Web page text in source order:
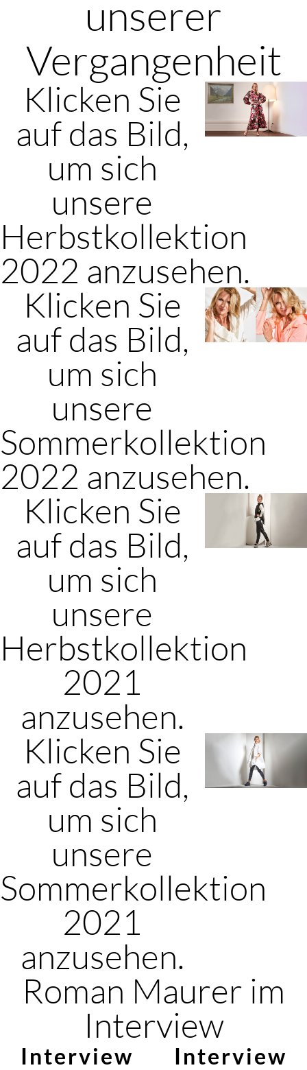
unserer
Vergangenheit
Klicken Sie
auf das Bild,
um sich
unsere
Herbstkollektion
2022 anzusehen.
Klicken Sie
auf das Bild,
um sich
unsere
Sommerkollektion
2022 anzusehen.
Klicken Sie
auf das Bild,
um sich
unsere
Herbstkollektion
2021
anzusehen.
Klicken Sie
auf das Bild,
um sich
unsere
Sommerkollektion
2021
anzusehen.
Roman Maurer im
Interview
Interview
Interview